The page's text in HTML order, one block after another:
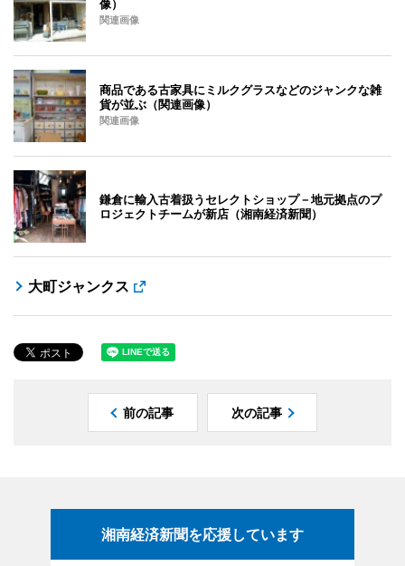
像）
関連画像
商品である古家具にミルクグラスなどのジャンクな雑
貨が並ぶ（関連画像）
関連画像
鎌倉に輸入古着扱うセレクトショップ－地元拠点のプ
ロジェクトチームが新店（湘南経済新聞）
大町ジャンクス
前の記事 次の記事
湘南経済新聞を応援しています